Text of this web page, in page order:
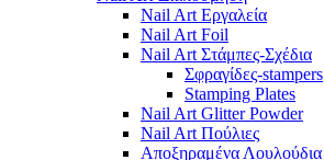
Nail Art Εργαλεία
Nail Art Foil
Nail Art Στάμπες-Σχέδια
Σφραγίδες-stampers
Stamping Plates
Nail Art Glitter Powder
Nail Art Πούλιες
Αποξηραμένα Λουλούδια